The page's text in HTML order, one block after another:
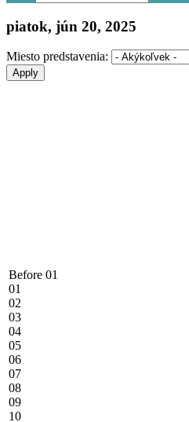
piatok, jún 20, 2025
Miesto predstavenia:
Before 01
01
02
03
04
05
06
07
08
09
10